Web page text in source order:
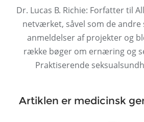
Dr. Lucas B. Richie: Forfatter til
netværket, såvel som de andre
anmeldelser af projekter og
række bøger om ernæring og
Praktiserende
Artiklen er medicinsk